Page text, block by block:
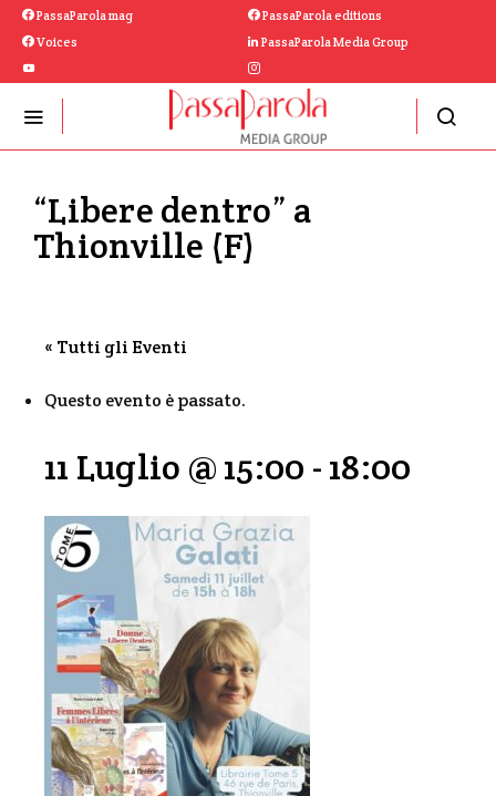
PassaParola mag
PassaParola editions
Voices
PassaParola Media Group
“Libere dentro” a
Thionville (F)
« Tutti gli Eventi
Questo evento è passato.
11 Luglio @ 15:00 -18:00